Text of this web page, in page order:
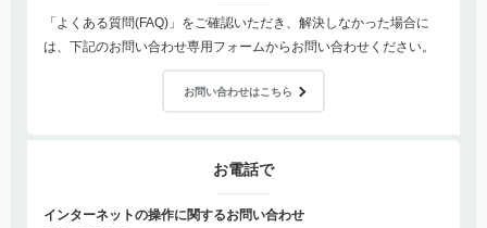
「よくある質問(FAQ)」をご確認いただき、解決しなかった場合に
は、下記のお問い合わせ専用フォームからお問い合わせください。
お問い合わせはこちら
お電話で
インターネットの操作に関するお問い合わせ